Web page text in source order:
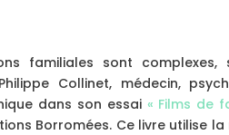
familiales sont
Collinet, médecin,
dans son essai « Films de
Borromées. Ce livre utilise